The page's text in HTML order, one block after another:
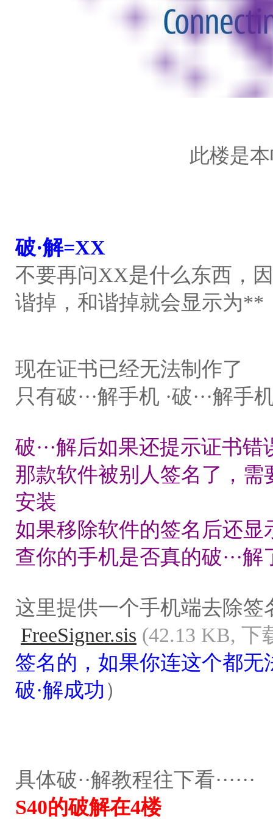
此楼是
破·解=XX
不要再问XX是什么东西，
谐掉，和谐掉就会显示为
现在证书已经无法制作了
只有破···解手机 ·破···解
破···解后如果还提示证书
那款软件被别人签名了，
安装
如果移除软件的签名后还
查你的手机是否真的破···
这里提供一个手机端去除签
FreeSigner.sis (42.13 KB, 下
签名的，如果你连这个都
破·解成功 ）
具体破··解教程往下看······
S40的破解在4楼